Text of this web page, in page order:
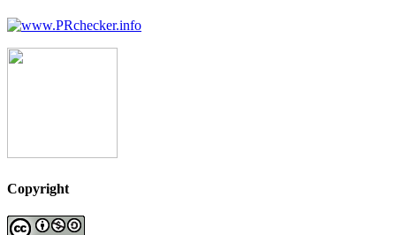
Copyright